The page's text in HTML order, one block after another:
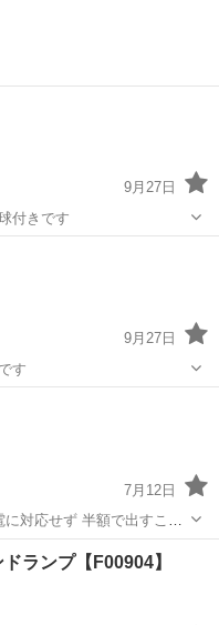
9月27日
付きです
9月27日
す
7月12日
対応せず 半額で出すこと
照明器具 スマート家電
ランプ【F00904】